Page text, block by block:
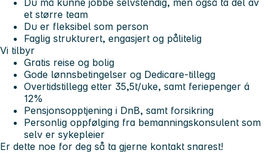
et større team
Du er fleksibel som person
Faglig strukturert, engasjert og pålitelig
Vi tilbyr
Gratis reise og bolig
Gode lønnsbetingelser og Dedicare-tillegg
Overtidstillegg etter 35,5t/uke, samt feriepenger á
12%
Pensjonsopptjening i DnB, samt forsikring
Personlig oppfølging fra bemanningskonsulent som
selv er sykepleier
Er dette noe for deg så ta gjerne kontakt snarest!